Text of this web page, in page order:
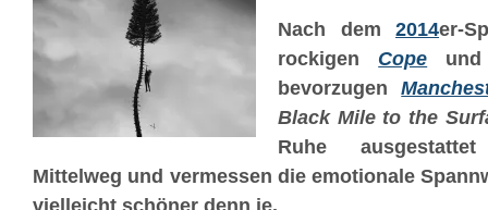
Nach dem 2014er-
rockigen Cope
bevorzugen
Black Mile to the
Ruhe
Mittelweg und vermessen die emotionale
vielleicht schöner denn je.